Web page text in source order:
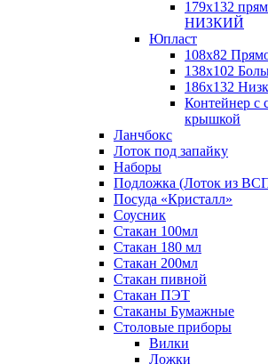
179х132
НИЗКИЙ
Юпласт
108х82
138х102
186х132
Контейнер с
крышкой
Ланчбокс
Лоток под запайку
Наборы
Подложка (Лоток из
Посуда «Кристалл»
Соусник
Стакан 100мл
Стакан 180 мл
Стакан 200мл
Стакан пивной
Стакан ПЭТ
Стаканы Бумажные
Столовые приборы
Вилки
Ложки